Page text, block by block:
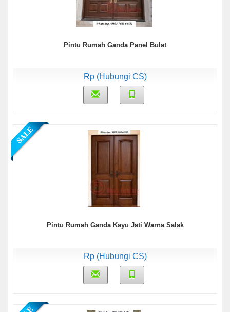
Pintu Rumah Ganda Panel Bulat
Rp (Hubungi CS)
Pintu Rumah Ganda Kayu Jati Warna Salak
Rp (Hubungi CS)